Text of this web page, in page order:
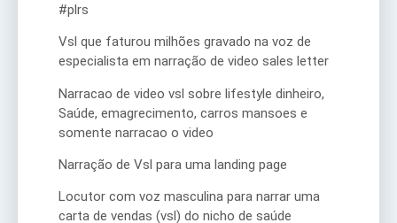
#plrs
Vsl que faturou milhões gravado na voz de
especialista em narração de video sales letter
Narracao de video vsl sobre lifestyle dinheiro,
Saúde, emagrecimento, carros mansoes e
somente narracao o video
Narração de Vsl para uma landing page
Locutor com voz masculina para narrar uma
carta de vendas (vsl) do nicho de saúde